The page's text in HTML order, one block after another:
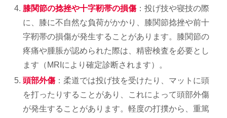
膝関節の捻挫や十字靭帯の損傷：投げ技や寝技の際
に、膝に不自然な負荷がかかり、膝関節捻挫や前十
字靭帯の損傷が発生することがあります。膝関節の
疼痛や腫脹が認められた際は、精密検査を必要とし
ます（MRIにより確定診断されます）。
頭部外傷：柔道では投げ技を受けたり、マットに頭
を打ったりすることがあり、これによって頭部外傷
が発生することがあります。軽度の打撲から、重篤